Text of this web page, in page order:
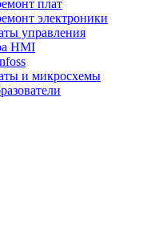
плат
электроники
управления
HMI
и микросхемы